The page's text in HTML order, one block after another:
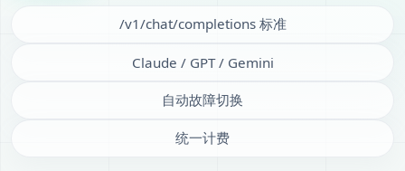
/v1/chat/completions 标准
Claude / GPT / Gemini
自动故障切换
统一计费